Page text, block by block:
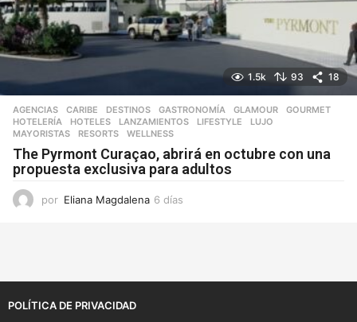
1.5k 93 18
AGENCIAS ,CARIBE ,DESTINOS ,GASTRONOMÍA ,GLAMOUR ,GOURMET
HOTELERÍA
,HOTELES ,LANZAMIENTOS ,LIFESTYLE ,LUJO
MAYORISTAS
,RESORTS ,WELLNESS
The Pyrmont Curaçao, abrirá en octubre con una
propuesta exclusiva para adultos
por Eliana Magdalena 6 días
POLÍTICA DE PRIVACIDAD